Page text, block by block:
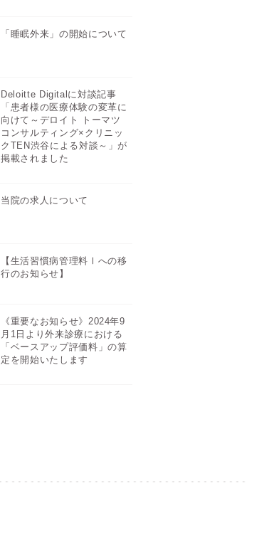
「睡眠外来」の開始について
Deloitte Digitalに対談記事
「患者様の医療体験の変革に
向けて～デロイト トーマツ
コンサルティング×クリニッ
クTEN渋谷による対談～」が
掲載されました
当院の求人について
【生活習慣病管理料Ⅰへの移
行のお知らせ】
《重要なお知らせ》2024年9
月1日より外来診療における
「ベースアップ評価料」の算
定を開始いたします